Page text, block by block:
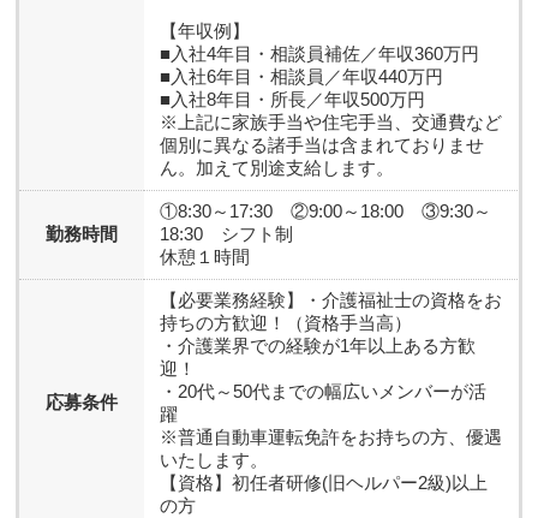
【年収例】
■入社4年目・相談員補佐／年収360万円
■入社6年目・相談員／年収440万円
■入社8年目・所長／年収500万円
※上記に家族手当や住宅手当、交通費など
個別に異なる諸手当は含まれておりませ
ん。加えて別途支給します。
勤務時間
①8:30～17:30 ②9:00～18:00 ③9:30～
18:30 シフト制
休憩１時間
応募条件
【必要業務経験】
・介護福祉士の資格をお
持ちの方歓迎！（資格手当高）
・介護業界での経験が1年以上ある方歓
迎！
・20代～50代までの幅広いメンバーが活
躍
※普通自動車運転免許をお持ちの方、優遇
いたします。
【資格】 初任者研修(旧ヘルパー2級)以上
の方